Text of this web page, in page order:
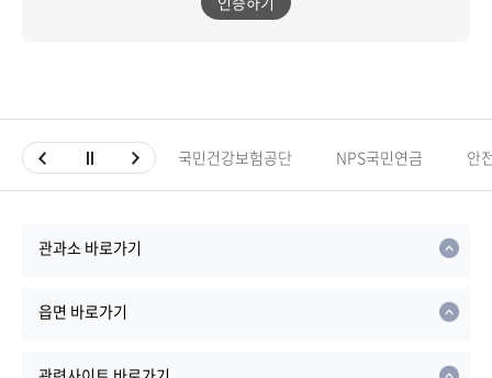
국민건강보험공단 NPS국민연금 안
관과소 바로가기
읍면 바로가기